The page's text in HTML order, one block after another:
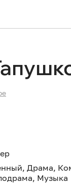
, Драма,
, Музыка